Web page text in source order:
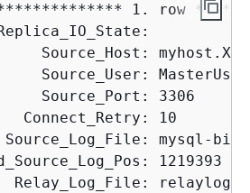
1. row
Source_Host:
Source_User: MasterUser
Source_Port: 3306
Connect_Retry: 10
mysql-
1219393
Relay_Log_File: